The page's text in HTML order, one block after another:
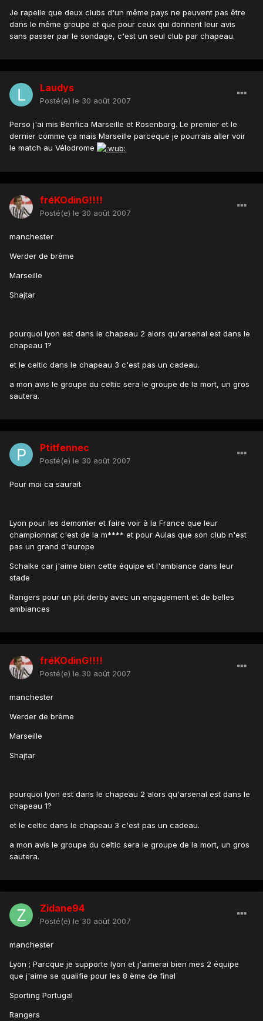
Je rapelle que deux clubs d'un même pays ne peuvent pas être
dans le même groupe et que pour ceux qui donnent leur avis
sans passer par le sondage, c'est un seul club par chapeau.
Laudys
Posté(e) le 30 août 2007
Perso j'ai mis Benfica Marseille et Rosenborg. Le premier et le
dernier comme ça mais Marseille parceque je pourrais aller voir
le match au Vélodrome
fréKOdinG!!!!
Posté(e) le 30 août 2007
manchester
Werder de brème
Marseille
Shajtar
pourquoi lyon est dans le chapeau 2 alors qu'arsenal est dans le
chapeau 1?
et le celtic dans le chapeau 3 c'est pas un cadeau.
a mon avis le groupe du celtic sera le groupe de la mort, un gros
sautera.
Ptitfennec
Posté(e) le 30 août 2007
Pour moi ca saurait
Lyon pour les demonter et faire voir à la France que leur
championnat c'est de la m**** et pour Aulas que son club n'est
pas un grand d'europe
Schalke car j'aime bien cette équipe et l'ambiance dans leur
stade
Rangers pour un ptit derby avec un engagement et de belles
ambiances
fréKOdinG!!!!
Posté(e) le 30 août 2007
manchester
Werder de brème
Marseille
Shajtar
pourquoi lyon est dans le chapeau 2 alors qu'arsenal est dans le
chapeau 1?
et le celtic dans le chapeau 3 c'est pas un cadeau.
a mon avis le groupe du celtic sera le groupe de la mort, un gros
sautera.
Zidane94
Posté(e) le 30 août 2007
manchester
Lyon ; Parcque je supporte lyon et j'aimerai bien mes 2 équipe
que j'aime se qualifie pour les 8 ème de final
Sporting Portugal
Rangers